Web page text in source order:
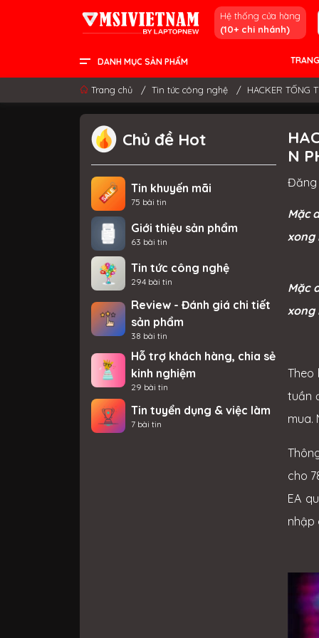
Hệ thống cửa hàng
(10+ chi nhánh)
DANH MỤC SẢN PHẨM
Trang chủ / Tin tức công nghệ / HACKER TỐNG
N
Mặc
xong
Mặc
xong
Theo
tuần
mua.
cho
EA
nhập
Chủ đề Hot
Tin khuyến mãi
75 bài tin
Giới thiệu sản phẩm
63 bài tin
Tin tức công nghệ
294 bài tin
Review - Đánh giá chi tiết
sản phẩm
38 bài tin
Hỗ trợ khách hàng, chia sẻ
kinh nghiệm
29 bài tin
Tin tuyển dụng & việc làm
7 bài tin